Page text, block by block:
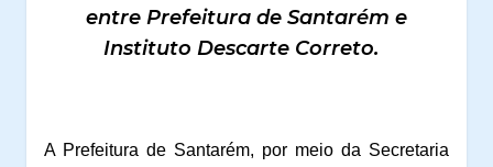
entre Prefeitura de Santarém e
Instituto Descarte Correto.
A Prefeitura de Santarém, por meio da Secretaria